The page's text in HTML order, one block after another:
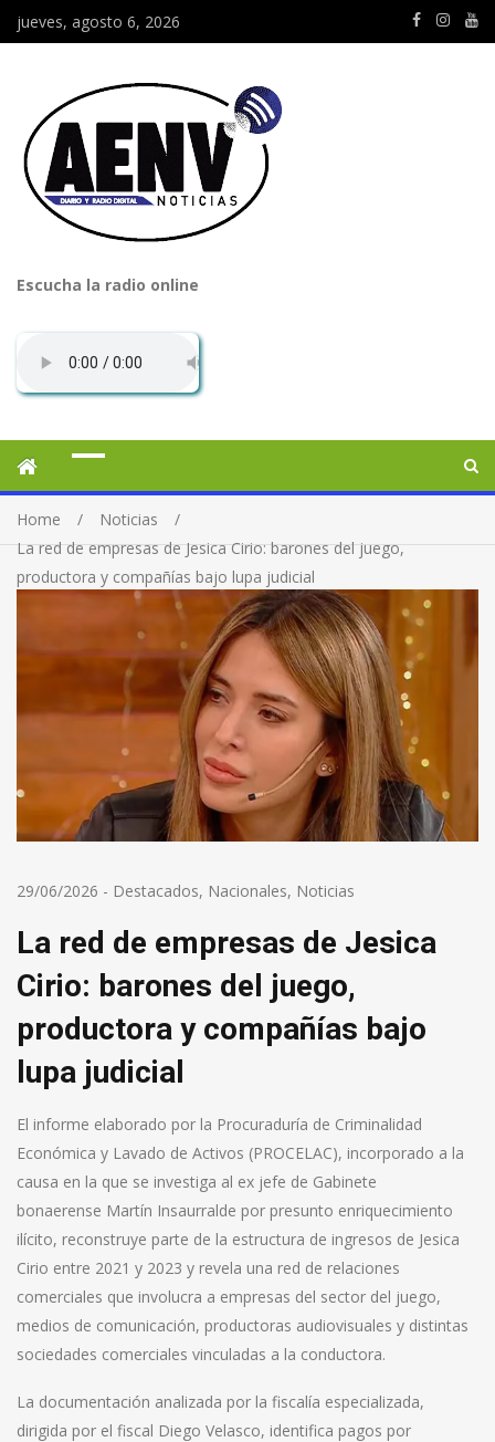
jueves, agosto 6, 2026
Escucha la radio online
Home
Noticias
La red de empresas de Jesica Cirio: barones del juego,
productora y compañías bajo lupa judicial
29/06/2026 - Destacados, Nacionales, Noticias
La red de empresas de Jesica
Cirio: barones del juego,
productora y compañías bajo
lupa judicial
El informe elaborado por la Procuraduría de Criminalidad
Económica y Lavado de Activos (PROCELAC), incorporado a la
causa en la que se investiga al ex jefe de Gabinete
bonaerense Martín Insaurralde por presunto enriquecimiento
ilícito, reconstruye parte de la estructura de ingresos de Jesica
Cirio entre 2021 y 2023 y revela una red de relaciones
comerciales que involucra a empresas del sector del juego,
medios de comunicación, productoras audiovisuales y distintas
sociedades comerciales vinculadas a la conductora.
La documentación analizada por la fiscalía especializada,
dirigida por el fiscal Diego Velasco, identifica pagos por